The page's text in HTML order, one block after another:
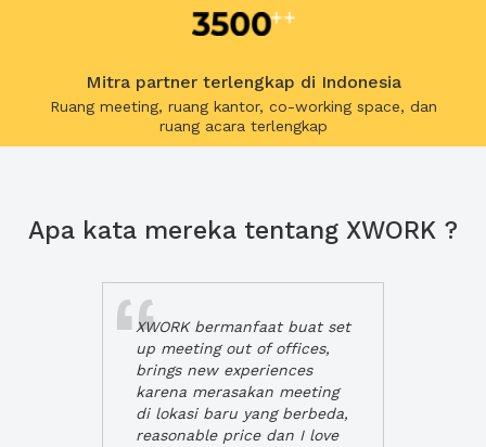
Mitra partner terlengkap di Indonesia
Ruang meeting, ruang kantor, co-working space, dan
ruang acara terlengkap
Apa kata mereka tentang XWORK ?
XWORK bermanfaat buat set
up meeting out of offices,
brings new experiences
karena merasakan meeting
di lokasi baru yang berbeda,
reasonable price dan I love